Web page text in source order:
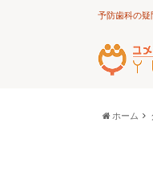
予防歯科の疑
ホーム